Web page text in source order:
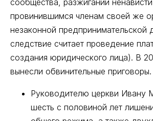
сообщества, разжигании
провинившимся членам своей же
незаконной предпринимательской
следствие считает проведение
создания юридического лица). В
вынесли обвинительные приговоры.
Руководителю церкви Ивану
шесть с половиной лет